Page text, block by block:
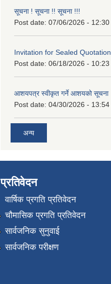
सूचना ! सूचना !! सूचना !!!
Post date: 07/06/2026 - 12:30
Invitation for Sealed Quotation
Post date: 06/18/2026 - 10:23
आशयपत्र स्वीकृत गर्ने आशयको सूचना
Post date: 04/30/2026 - 13:54
अन्य
प्रतिवेदन
वार्षिक प्रगति प्रतिवेदन
चौमासिक प्रगति प्रतिवेदन
सार्वजनिक सुनुवाई
सार्वजनिक परीक्षण